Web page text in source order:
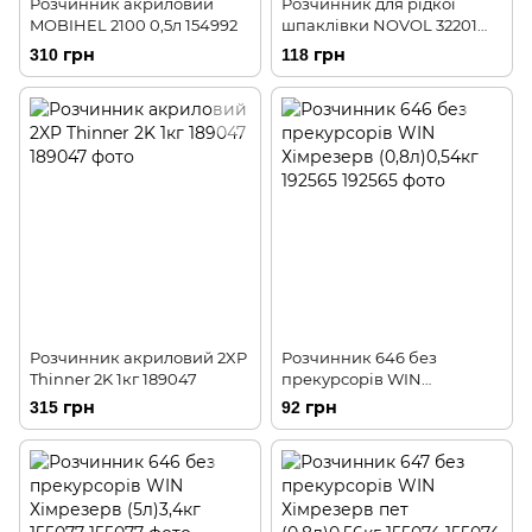
Розчинник акриловий
MOBIHEL 2100 0,5л 154992
310 грн
Розчинник для рідкої
шпаклівки NOVOL 32201
0,5л 155361
118 грн
Розчинник акриловий 2XP
Thinner 2K 1кг 189047
315 грн
Розчинник 646 без
прекурсорів WIN
Хімрезерв (0,8л)0,54кг
192565
92 грн